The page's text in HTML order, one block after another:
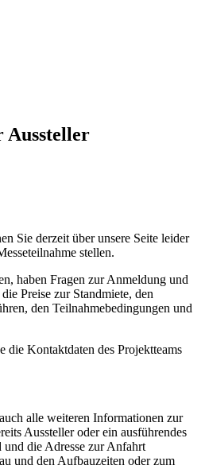
Aussteller
Sie derzeit über unsere Seite leider
stellen.
haben Fragen zur Anmeldung und
Preise zur Standmiete, den
den Teilnahmebedingungen und
die Kontaktdaten des Projektteams
alle weiteren Informationen zur
Aussteller oder ein ausführendes
und die Adresse zur Anfahrt
und den Aufbauzeiten oder zum